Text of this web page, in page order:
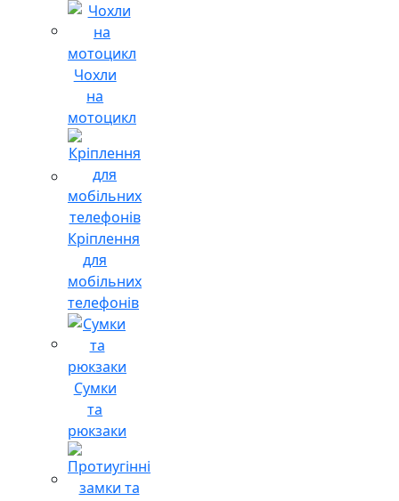
Чохли
на
мотоцикл
Кріплення
для
мобільних
телефонів
Сумки
та
рюкзаки